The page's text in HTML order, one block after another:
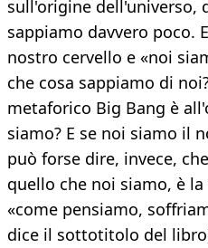
sull'origine dell'universo,
sappiamo davvero poco.
nostro cervello e «noi
che cosa sappiamo di
metaforico Big Bang è
siamo? E se noi siamo il
può forse dire, invece,
quello che noi siamo, è
«come pensiamo,
dice il sottotitolo del